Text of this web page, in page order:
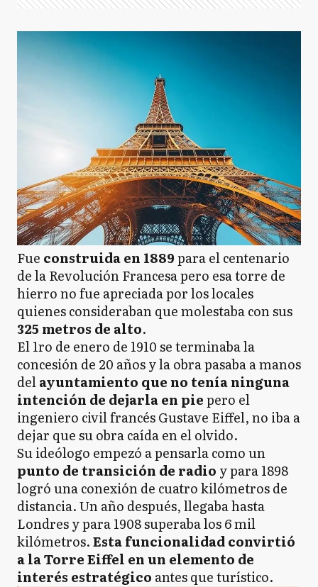
Fue construida en 1889para el centenario
de la Revolución Francesa pero esa torre de
hierro no fue apreciada por los locales
quienes consideraban que molestaba con sus
325 metros de alto.
El 1ro de enero de 1910 se terminaba la
concesión de 20 años y la obra pasaba a manos
delayuntamiento que no tenía ninguna
intención de dejarla en piepero el
ingeniero civil francés Gustave Eiffel, no iba a
dejar que su obra caída en el olvido.
Su ideólogo empezó a pensarla como un
punto de transición de radio y para 1898
logró una conexión de cuatro kilómetros de
distancia. Un año después, llegaba hasta
Londres y para 1908 superaba los 6 mil
kilómetros.Esta funcionalidad convirtió
a la Torre Eiffel en un elemento de
interés estratégico antes que turístico.